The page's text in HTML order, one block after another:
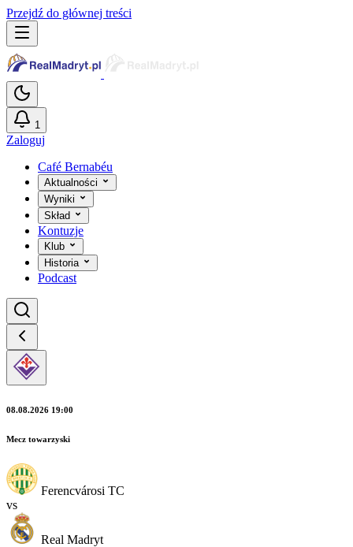
Przejdź do głównej treści
1
Zaloguj
Café Bernabéu
Aktualności
Wyniki
Skład
Kontuzje
Klub
Historia
Podcast
08.08.2026 19:00
Mecz towarzyski
Ferencvárosi TC
vs
Real Madryt